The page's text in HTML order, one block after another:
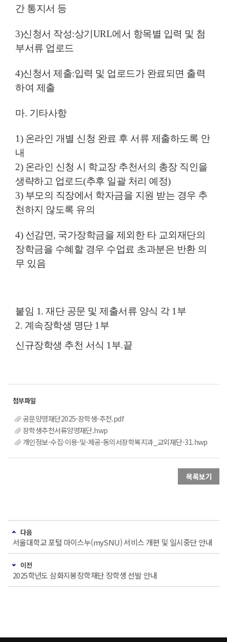
간 통지서 등
3)신청서 작성:상기URL에서 항목별 입력 및 첨
부서류 업로드
4)신청서 제출:입력 및 업로드가 완료되면 출력
하여 제출
마. 기타사항
1) 온라인 개별 신청 완료 후 서류 제출하도록 안
내
2) 온라인 신청 시 학교장 추천서의 총장 직인을
생략하고 업로드(추후 일괄 처리 예정)
3) 부모의 직장에서 학자금을 지원 받는 경우 추
천하지 않도록 유의
4) 선감면, 국가장학금을 제외한 타 교외재단의
장학금을 수혜할 경우 수업료 초과분은 반환 의
무 있음
붙임 1. 재단 공문 및 제출서류 양식 각 1부
2. 계속장학생 명단 1부
신규장학생 추천 서식 1부.끝
공문양영재단2025-장학생-추천.pdf
장학생추천서류양영재단.hwp
개인정보-수집·이용-및-제공-동의서장학복지과_교외재단-31.hwp
목록보기
다음
서울대학교 포털 마이스누(mySNU) 서비스 개편 및 일시중단 안내
이전
2025학년도 삼화지봉장학재단 장학생 선발 안내